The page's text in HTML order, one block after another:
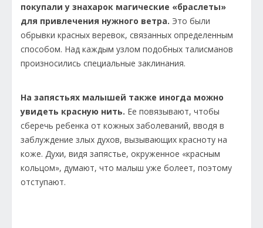
покупали у знахарок магические «браслеты»
для привлечения нужного ветра. Это были
обрывки красных веревок, связанных определенным
способом. Над каждым узлом подобных талисманов
произносились специальные заклинания.
На запястьях малышей также иногда можно
увидеть красную нить. Ее повязывают, чтобы
сберечь ребенка от кожных заболеваний, вводя в
заблуждение злых духов, вызывающих красноту на
коже. Духи, видя запястье, окруженное «красным
кольцом», думают, что малыш уже болеет, поэтому
отступают.